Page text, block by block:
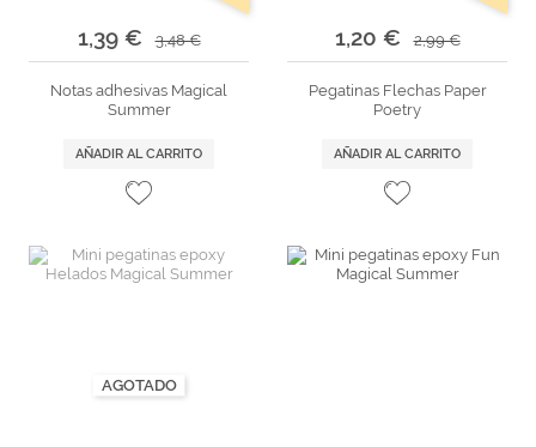
1,39 € 3,48 €
Notas adhesivas Magical
Summer
AÑADIR AL CARRITO
1,20 € 2,99 €
Pegatinas Flechas Paper
Poetry
AÑADIR AL CARRITO
AGOTADO